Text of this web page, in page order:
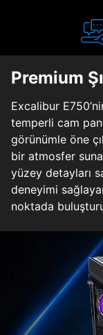
Premium
Excalibur
temperli cam
görünümle öne
bir atmosfer
yüzey detayları
deneyimi
noktada